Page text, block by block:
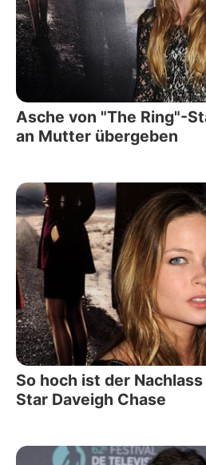
Asche von "The Ring"-
an Mutter übergeben
So hoch ist der
Star Daveigh Chase